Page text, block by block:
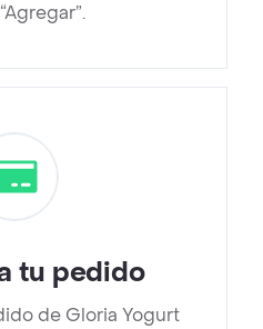
tu pedido
de Gloria Yogurt